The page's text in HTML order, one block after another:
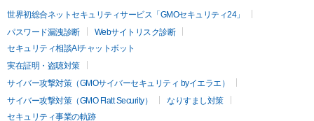
世界初総合ネットセキュリティサービス「GMOセキュリティ24」
パスワード漏洩診断
Webサイトリスク診断
セキュリティ相談AIチャットボット
実在証明・盗聴対策
サイバー攻撃対策（GMOサイバーセキュリティ byイエラエ）
サイバー攻撃対策（GMO Flatt Security）
なりすまし対策
セキュリティ事業の軌跡